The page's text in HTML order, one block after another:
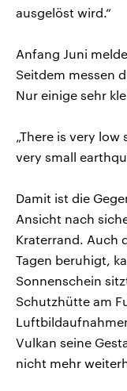
ausgelöst wird.“
Anfang Juni
Seitdem messen
Nur einige sehr
„There is very
very small
Damit ist die
Ansicht nach
Kraterrand. Auch
Tagen beruhigt,
Sonnenschein
Schutzhütte am
Vulkan seine
nicht mehr